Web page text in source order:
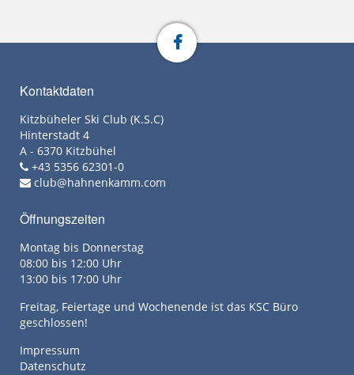
Kontaktdaten
Kitzbüheler Ski Club (K.S.C)
Hinterstadt 4
A - 6370 Kitzbühel
+43 5356 62301-0
club@hahnenkamm.com
Öffnungszeiten
Montag bis Donnerstag
08:00 bis 12:00 Uhr
13:00 bis 17:00 Uhr
Freitag, Feiertage und Wochenende ist das KSC Büro
geschlossen!
Impressum
Datenschutz